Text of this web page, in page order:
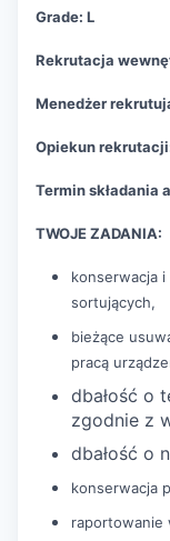
Grade: L
Rekrutacja
Menedżer
Opiekun
Termin składania
TWOJE ZADANIA:
konserwacja
sortujących,
bieżące
pracą
dbałość o
zgodnie z
dbałość o
konserwacja
raportowanie